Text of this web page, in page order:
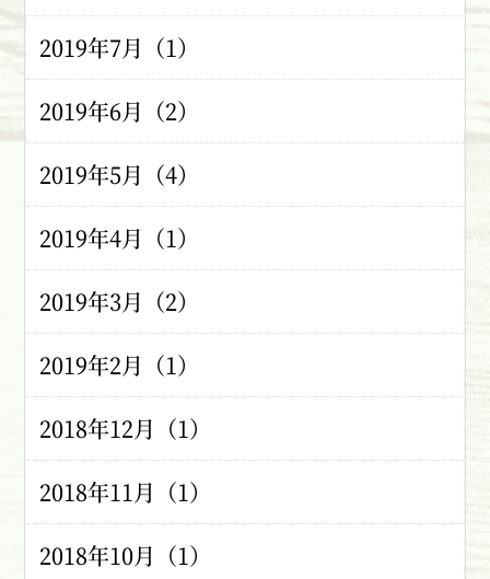
2019年7月（1）
2019年6月（2）
2019年5月（4）
2019年4月（1）
2019年3月（2）
2019年2月（1）
2018年12月（1）
2018年11月（1）
2018年10月（1）